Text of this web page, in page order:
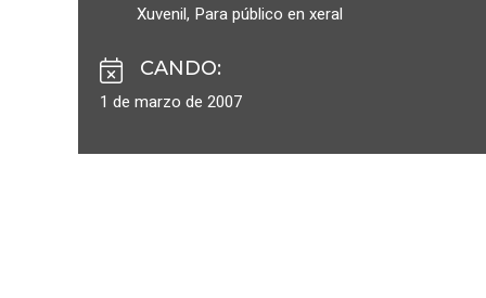
Xuvenil, Para público en xeral
CANDO:
1 de marzo de 2007